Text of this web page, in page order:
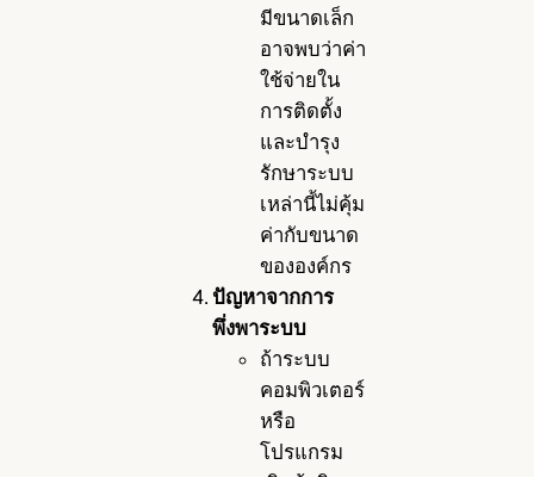
มีขนาดเล็ก
อาจพบว่าค่า
ใช้จ่ายใน
การติดตั้ง
และบำรุง
รักษาระบบ
เหล่านี้ไม่คุ้ม
ค่ากับขนาด
ขององค์กร
ปัญหาจากการ
พึ่งพาระบบ
ถ้าระบบ
คอมพิวเตอร์
หรือ
โปรแกรม